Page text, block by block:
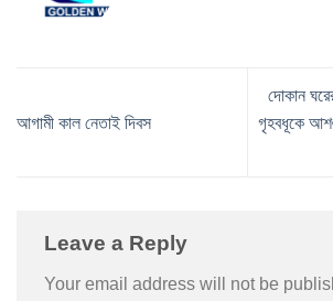
আগামী কাল নেতাই দিবস
দোকান
গৃহবধূকে
Leave a Reply
Your email address will not be